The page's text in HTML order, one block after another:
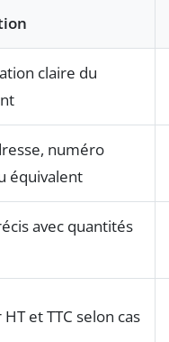
claire du
numéro
équivalent
avec quantités
et TTC selon cas